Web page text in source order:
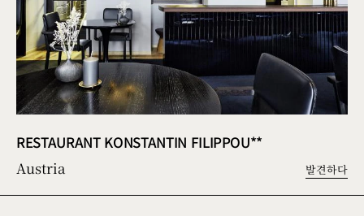
RESTAURANT KONSTANTIN FILIPPOU**
Austria 발견하다